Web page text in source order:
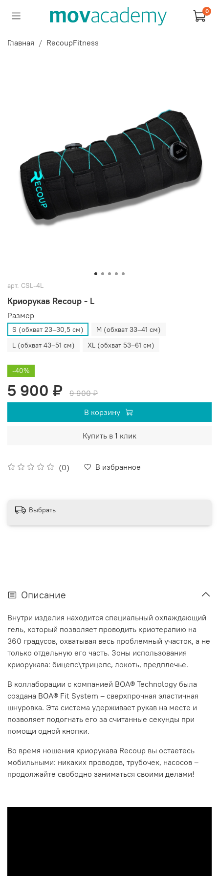
0
Главная RecoupFitness
арт. CSL-4L
Криорукав Recoup - L
(0) В избранное
Размер
S (обхват 23–30,5 см)
M (обхват 33–41 см)
L (обхват 43–51 см)
XL (обхват 53–61 см)
-40%
5 900 ₽
9 900 ₽
В корзину
Купить в 1 клик
Выбрать
Описание
Внутри изделия находится специальный охлаждающий
гель, который позволяет проводить криотерапию на
360 градусов, охватывая весь проблемный участок, а не
только отдельную его часть. Зоны использования
криорукава: бицепс\трицепс, локоть, предплечье.
В коллаборации с компанией BOA® Technology была
создана BOA® Fit System – сверхпрочная эластичная
шнуровка. Эта система удерживает рукав на месте и
позволяет подогнать его за считанные секунды при
помощи одной кнопки.
Во время ношения криорукава Recoup вы остаетесь
мобильными: никаких проводов, трубочек, насосов –
продолжайте свободно заниматься своими делами!